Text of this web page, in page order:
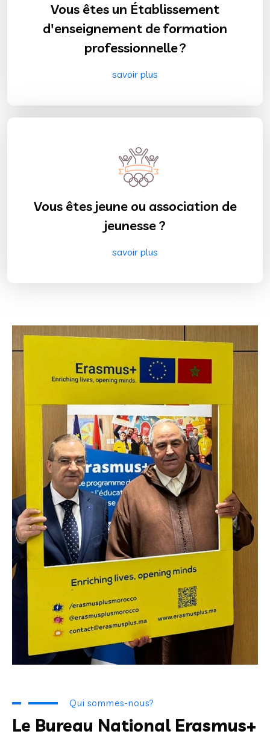
Vous êtes un Établissement
d'enseignement de formation
professionnelle ?
savoir plus
Vous êtes jeune ou association de
jeunesse ?
savoir plus
Qui sommes-nous?
Le Bureau National Erasmus+